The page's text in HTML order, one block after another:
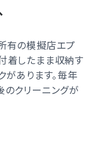
有の模擬店エプ
着したまま収納す
があります。毎年
クリーニングが